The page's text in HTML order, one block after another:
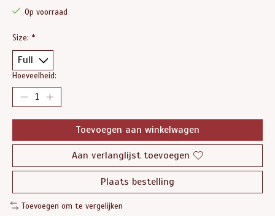
Op voorraad
Size: *
Hoeveelheid:
Toevoegen aan winkelwagen
Aan verlanglijst toevoegen
Plaats bestelling
Toevoegen om te vergelijken